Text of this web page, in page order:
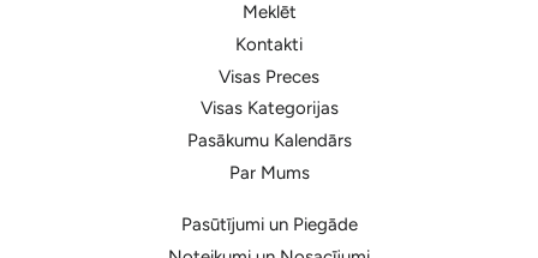
Meklēt
Kontakti
Visas Preces
Visas Kategorijas
Pasākumu Kalendārs
Par Mums
Pasūtījumi un Piegāde